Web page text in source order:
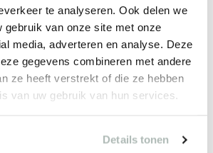
te analyseren. Ook delen we
gebruik van onze site met onze
media, adverteren en analyse. Deze
gegevens combineren met andere
ze heeft verstrekt of die ze hebben
van uw gebruik van hun services.
Details tonen